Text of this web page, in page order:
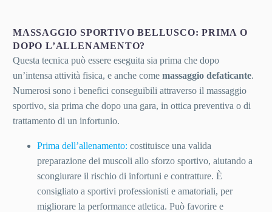
MASSAGGIO SPORTIVO BELLUSCO: PRIMA O
DOPO L’ALLENAMENTO?
Questa tecnica può essere eseguita sia prima che dopo
un’intensa attività fisica, e anche come massaggio defaticante.
Numerosi sono i benefici conseguibili attraverso il massaggio
sportivo, sia prima che dopo una gara, in ottica preventiva o di
trattamento di un infortunio.
Prima dell’allenamento: costituisce una valida
preparazione dei muscoli allo sforzo sportivo, aiutando a
scongiurare il rischio di infortuni e contratture. È
consigliato a sportivi professionisti e amatoriali, per
migliorare la performance atletica. Può favorire e